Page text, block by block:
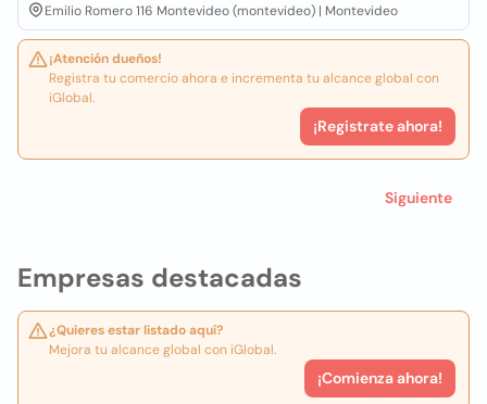
Empresas destacadas
¿Quieres estar listado aquí?
Mejora tu alcance global con iGlobal.
¡Comienza ahora!
Emilio Romero 116 Montevideo (montevideo) | Montevideo
¡Atención dueños!
Registra tu comercio ahora e incrementa tu alcance global con
iGlobal.
¡Registrate ahora!
Siguiente